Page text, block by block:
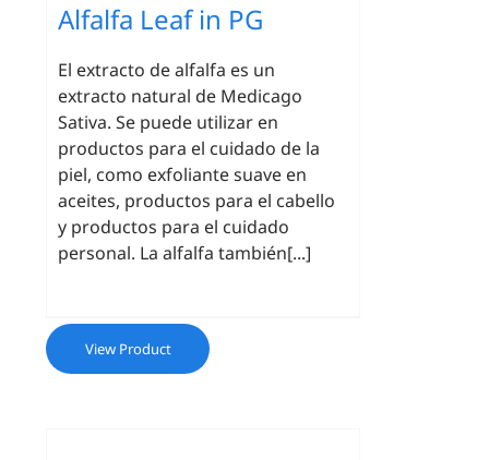
Alfalfa Leaf in PG
El extracto de alfalfa es un
extracto natural de Medicago
Sativa. Se puede utilizar en
productos para el cuidado de la
piel, como exfoliante suave en
aceites, productos para el cabello
y productos para el cuidado
personal. La alfalfa también[...]
View Product